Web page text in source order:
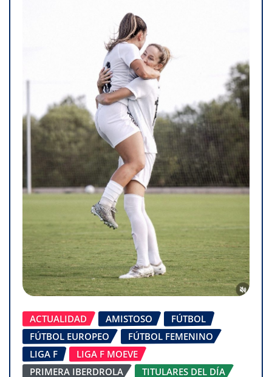
ACTUALIDAD AMISTOSO
FÚTBOL
FÚTBOL EUROPEO
FÚTBOL FEMENINO
LIGA F
LIGA F MOEVE
PRIMERA IBERDROLA
TITULARES DEL DÍA